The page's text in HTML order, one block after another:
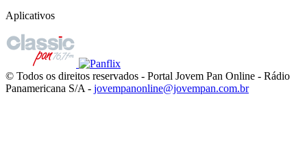
Aplicativos
© Todos os direitos reservados - Portal Jovem Pan Online - Rádio
Panamericana S/A - jovempanonline@jovempan.com.br